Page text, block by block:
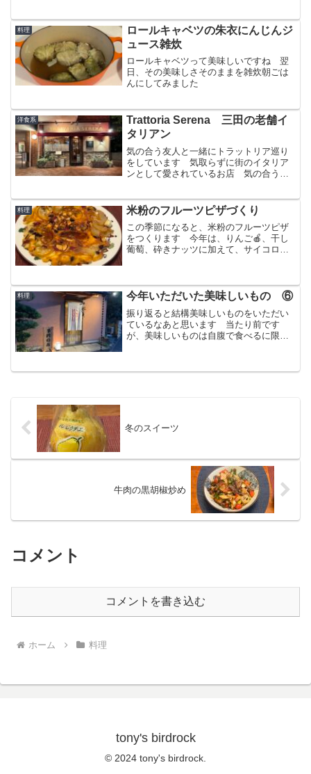
いことですw
料理
ロールキャベツの朱衣にんじんジ
ュース雑炊
ロールキャベツって美味しいですね 翌
日、その美味しさそのままを雑炊朝ごは
んにしてみました
洋食系
Trattoria Serena 三田の老舗イ
タリアン
気の合う友人と一緒にトラットリア巡り
をしています 気取らずに街のイタリア
ンとして愛されているお店 気の合う仲
料理 米粉のフルーツピザづくり
この季節になると、米粉のフルーツピザ
をつくります 今年は、りんご🍎、干し
葡萄、砕きナッツに加えて、サイコロ状
料理 今年いただいた美味しいもの ⑥
振り返ると結構美味しいものをいただい
ているなあと思います 当たり前です
が、美味しいものは自腹で食べるに限り
冬のスイーツ
牛肉の黒胡椒炒め
コメント
コメントを書き込む
ホーム 料理
tony's birdrock
© 2024 tony's birdrock.